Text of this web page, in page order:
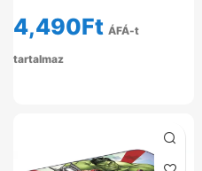
4,490Ft ÁFÁ-t
tartalmaz